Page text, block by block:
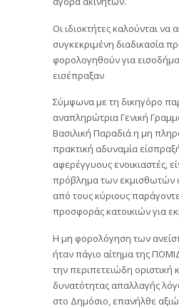
Οι ιδιοκτήτες καλούνται
συγκεκριμένη διαδικασία
φορολογηθούν για
εισέπραξαν
Σύμφωνα με τη δικηγόρο
αναπληρώτρια Γενική
Βασιλική Παραδιά η μη
πρακτική αδυναμία
αφερέγγυους ενοικιαστές,
πρόβλημα των εκμισθωτών
από τους κύριους
προσφοράς κατοικιών για
Η μη φορολόγηση των
ήταν πάγιο αίτημα της
την περιπετειώδη οριστική
δυνατότητας απαλλαγής
στο Δημόσιο, επανήλθε